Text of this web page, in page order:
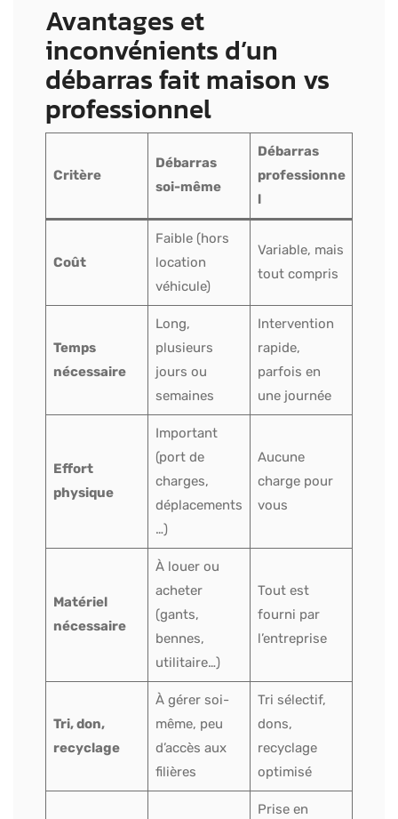
Avantages et
inconvénients d’un
débarras fait maison vs
professionnel
Critère
Débarras
soi-même
Débarras
professionne
l
Coût
Faible (hors
location
véhicule)
Variable, mais
tout compris
Temps
nécessaire
Long,
plusieurs
jours ou
semaines
Intervention
rapide,
parfois en
une journée
Effort
physique
Important
(port de
charges,
déplacements
…)
Aucune
charge pour
vous
Matériel
nécessaire
À louer ou
acheter
(gants,
bennes,
utilitaire…)
Tout est
fourni par
l’entreprise
Tri, don,
recyclage
À gérer soi-
même, peu
d’accès aux
filières
Tri sélectif,
dons,
recyclage
optimisé
Prise en